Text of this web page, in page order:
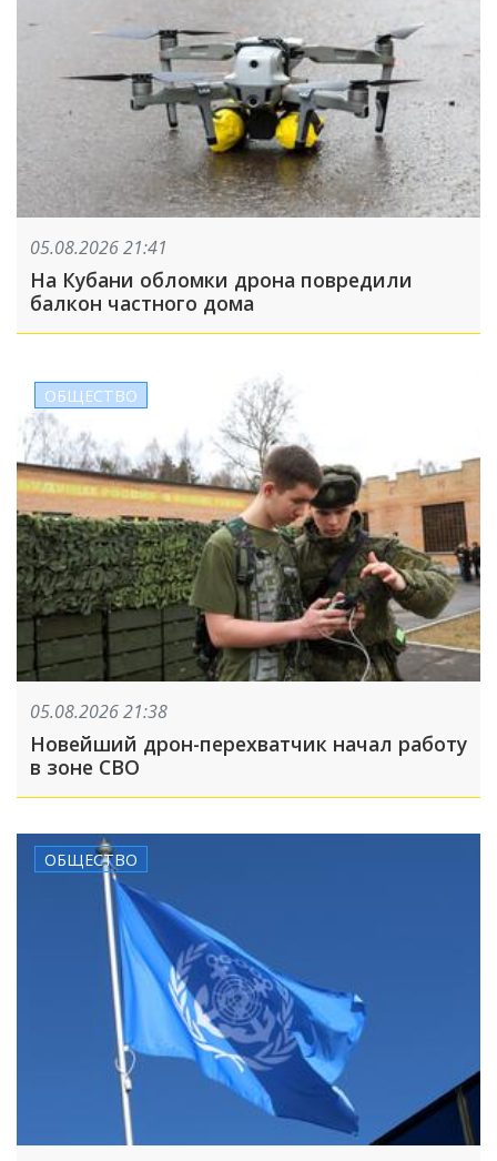
05.08.2026 21:41
На Кубани обломки дрона повредили
балкон частного дома
ОБЩЕСТВО
05.08.2026 21:38
Новейший дрон-перехватчик начал работу
в зоне СВО
ОБЩЕСТВО